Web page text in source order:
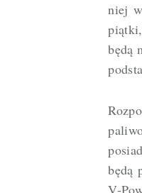
niej
będą
będą